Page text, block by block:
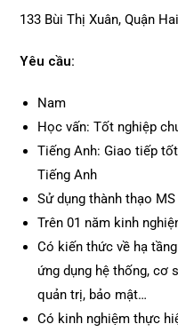
133 Bùi Thị Xuân, Quận
Yêu cầu:
Nam
Học vấn: Tốt nghiệp
Tiếng Anh: Giao tiếp
Tiếng Anh
Sử dụng thành thạo
Trên 01 năm kinh
Có kiến thức về hạ
ứng dụng hệ thống, cơ
quản trị, bảo mật…
Có kinh nghiệm thực